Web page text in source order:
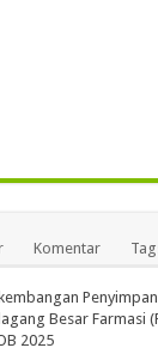
Komentar
Besar Farmasi
2025